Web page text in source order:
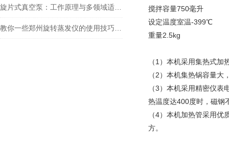
搅拌容量750毫升
设定温度室温-399℃
重量2.5kg
（1）本机采用集热式
（2）本机集热锅容量
（3）本机采用精密仪
热温度达400度时，磁钢
（4）本机加热管采用
方。